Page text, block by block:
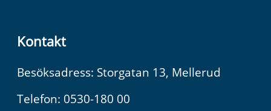
Kontakt
Besöksadress: Storgatan 13, Mellerud
Telefon: 0530-180 00